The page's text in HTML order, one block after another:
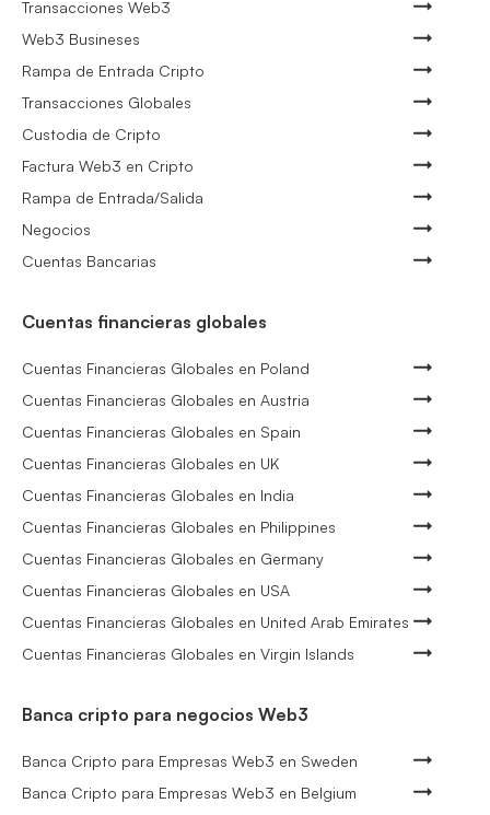
Transacciones Web3
Web3 Busineses
Rampa de Entrada Cripto
Transacciones Globales
Custodia de Cripto
Factura Web3 en Cripto
Rampa de Entrada/Salida
Negocios
Cuentas Bancarias
Cuentas financieras globales
Cuentas Financieras Globales en Poland
Cuentas Financieras Globales en Austria
Cuentas Financieras Globales en Spain
Cuentas Financieras Globales en UK
Cuentas Financieras Globales en India
Cuentas Financieras Globales en Philippines
Cuentas Financieras Globales en Germany
Cuentas Financieras Globales en USA
Cuentas Financieras Globales en United Arab Emirates
Cuentas Financieras Globales en Virgin Islands
Banca cripto para negocios Web3
Banca Cripto para Empresas Web3 en Sweden
Banca Cripto para Empresas Web3 en Belgium